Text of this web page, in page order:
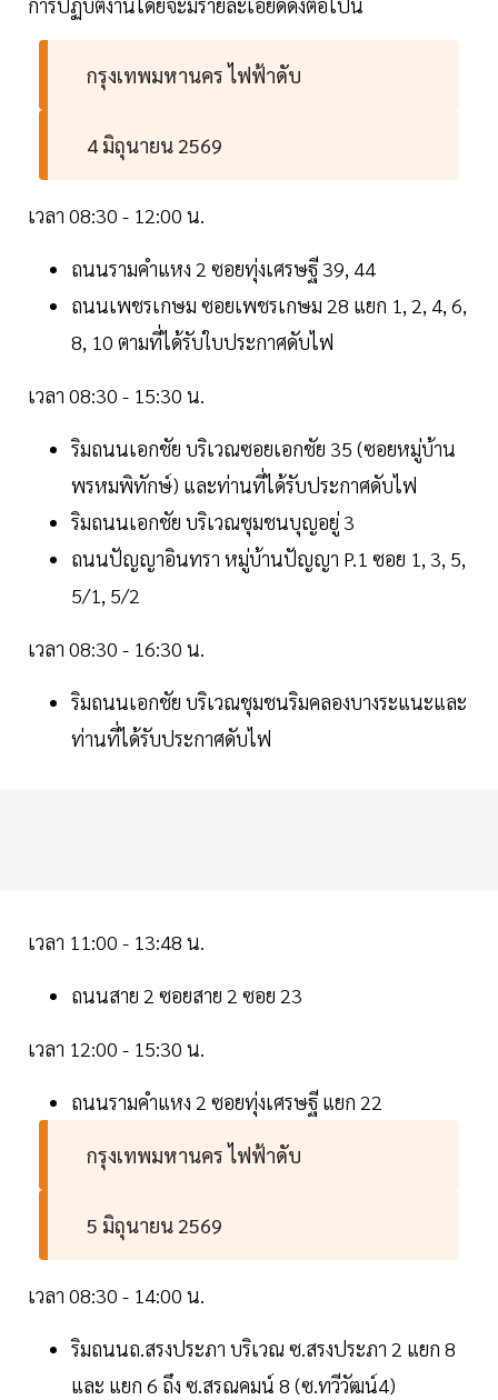
กรุงเทพมหานคร ไฟฟ้าดับ
4 มิถุนายน 2569
เวลา 08:30 - 12:00 น.
ถนนรามคำแหง 2 ซอยทุ่งเศรษฐี 39, 44
ถนนเพชรเกษม ซอยเพชรเกษม 28 แยก 1, 2, 4, 6,
8, 10 ตามที่ได้รับใบประกาศดับไฟ
เวลา 08:30 - 15:30 น.
ริมถนนเอกชัย บริเวณซอยเอกชัย 35 (ซอยหมู่บ้าน
พรหมพิทักษ์) และท่านที่ได้รับประกาศดับไฟ
ริมถนนเอกชัย บริเวณชุมชนบุญอยู่ 3
ถนนปัญญาอินทรา หมู่บ้านปัญญา P.1 ซอย 1, 3, 5,
5/1, 5/2
เวลา 08:30 - 16:30 น.
ริมถนนเอกชัย บริเวณชุมชนริมคลองบางระแนะและ
ท่านที่ได้รับประกาศดับไฟ
เวลา 11:00 - 13:48 น.
ถนนสาย 2 ซอยสาย 2 ซอย 23
เวลา 12:00 - 15:30 น.
ถนนรามคำแหง 2 ซอยทุ่งเศรษฐี แยก 22
กรุงเทพมหานคร ไฟฟ้าดับ
5 มิถุนายน 2569
เวลา 08:30 - 14:00 น.
ริมถนนถ.สรงประภา บริเวณ ซ.สรงประภา 2 แยก 8
และ แยก 6 ถึง ซ.สรณคมน์ 8 (ซ.ทวีวัฒน์4)